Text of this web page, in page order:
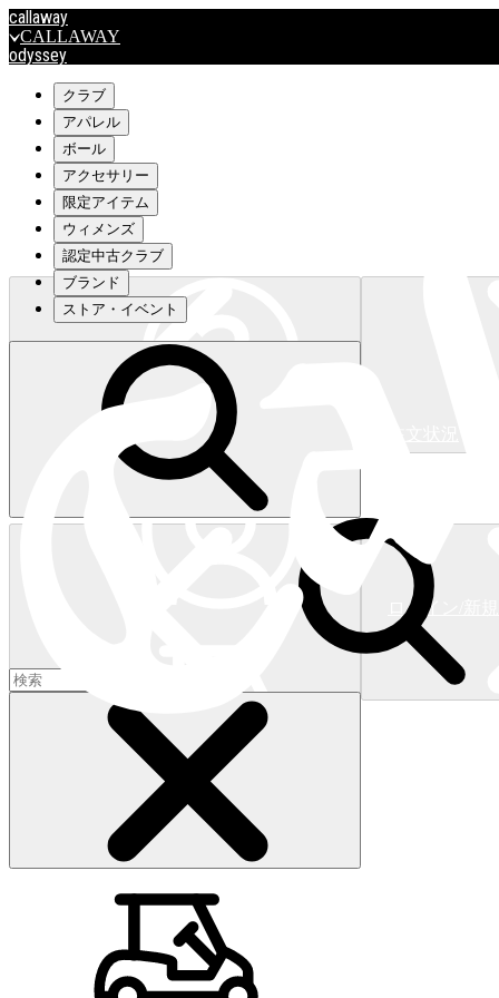
callaway
CALLAWAY
odyssey
travismathew
outlet
OUTLET
キャロウェイアパレルはこちら>>>
キャロウェイアパレルはこちら>>>
ログイン/新
ショッピングカート 0)
クラブ
アパレル
ボール
アクセサリー
限定アイテム
ウィメンズ
認定中古クラブ
ブランド
ストア・イベント